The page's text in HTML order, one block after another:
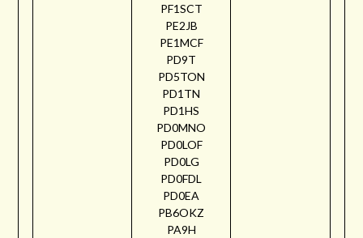
PF1SCT
PE2JB
PE1MCF
PD9T
PD5TON
PD1TN
PD1HS
PD0MNO
PD0LOF
PD0LG
PD0FDL
PD0EA
PB6OKZ
PA9H